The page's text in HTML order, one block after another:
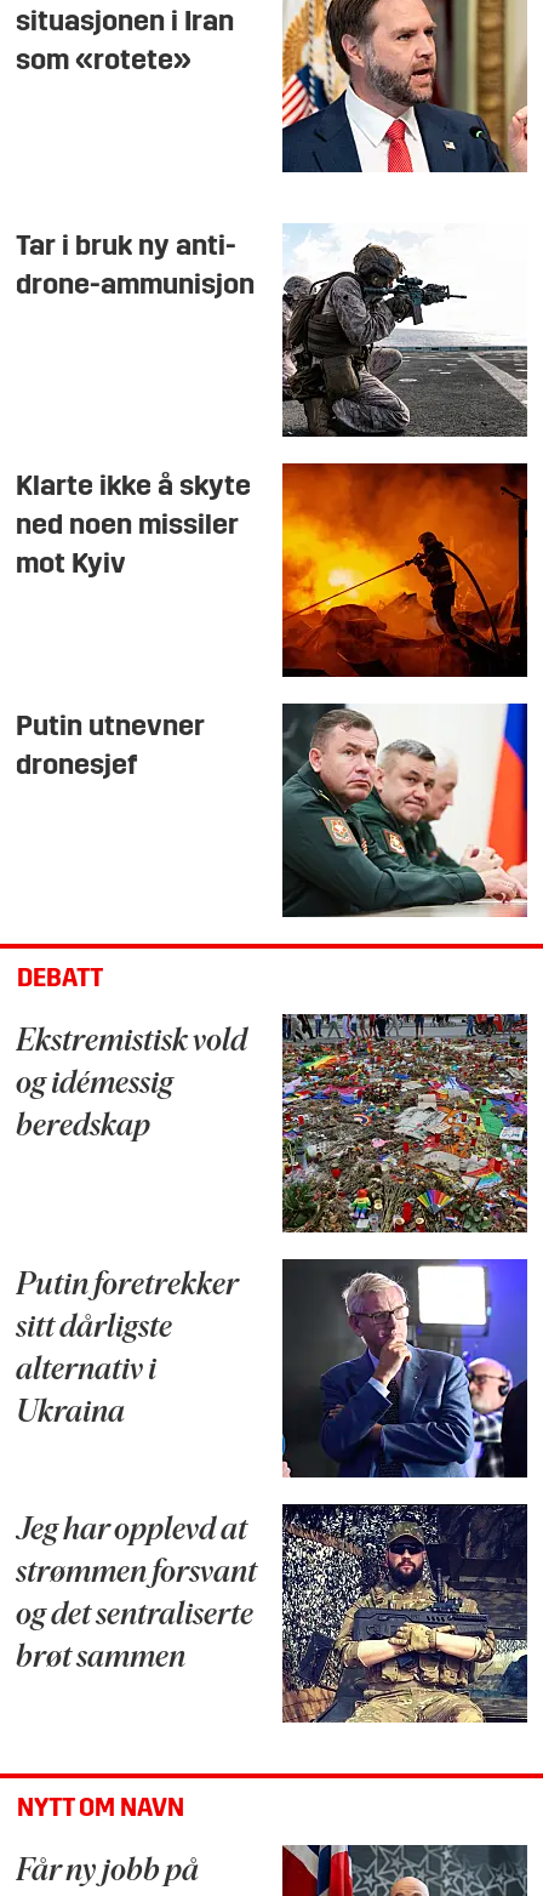
situasjonen i Iran
som «rotete»
Tar i bruk ny anti-
drone-ammunisjon
Klarte ikke å skyte
ned noen missiler
mot Kyiv
Putin utnevner
dronesjef
DEBATT
Ekstremistisk vold
og idémessig
beredskap
Putin foretrekker
sitt dårligste
alternativ i
Ukraina
Jeg har opplevd at
strømmen forsvant
og det sentraliserte
brøt sammen
NYTT OM NAVN
Får ny jobb på